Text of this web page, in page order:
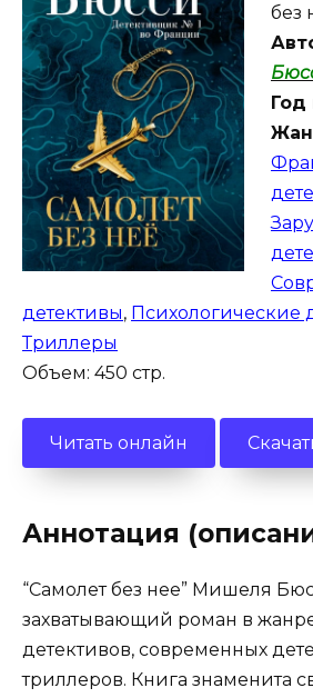
без
Год
детективы, Психологические
Триллеры
Объем: 450 стр.
Читать онлайн
Аннотация
“Самолет без нее” Мишеля
захватывающий роман в
детективов, современных
триллеров. Книга знаменита